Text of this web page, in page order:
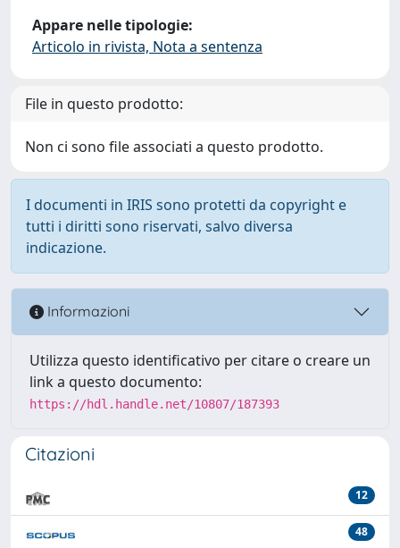
Appare nelle tipologie:
Articolo in rivista, Nota a sentenza
File in questo prodotto:
Non ci sono file associati a questo prodotto.
I documenti in IRIS sono protetti da copyright e
tutti i diritti sono riservati, salvo diversa
indicazione.
Informazioni
Utilizza questo identificativo per citare o creare un
link a questo documento:
https://hdl.handle.net/10807/187393
Citazioni
12
48